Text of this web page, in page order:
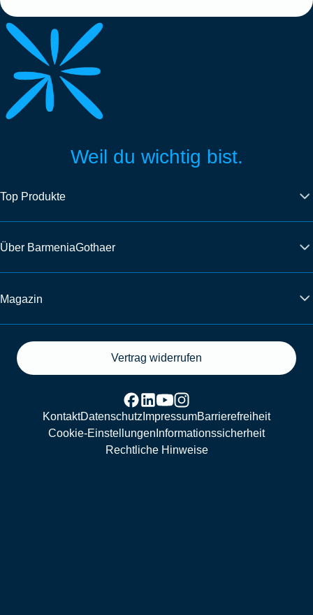
Weil du wichtig bist.
Top Produkte
Über BarmeniaGothaer
Magazin
Vertrag widerrufen
KontaktDatenschutz ImpressumBarrierefreiheit
Cookie-Einstellungen Informationssicherheit
Rechtliche Hinweise